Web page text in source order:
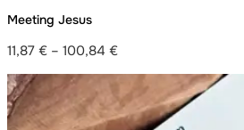
Meeting Jesus
11,87 € – 100,84 €
11,87 €
bis
100,84 €